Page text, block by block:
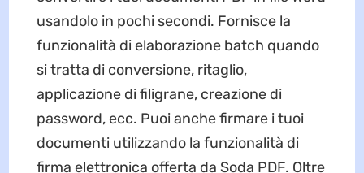
usandolo in pochi secondi. Fornisce la
funzionalità di elaborazione batch quando
si tratta di conversione, ritaglio,
applicazione di filigrane, creazione di
password, ecc. Puoi anche firmare i tuoi
documenti utilizzando la funzionalità di
firma elettronica offerta da Soda PDF. Oltre